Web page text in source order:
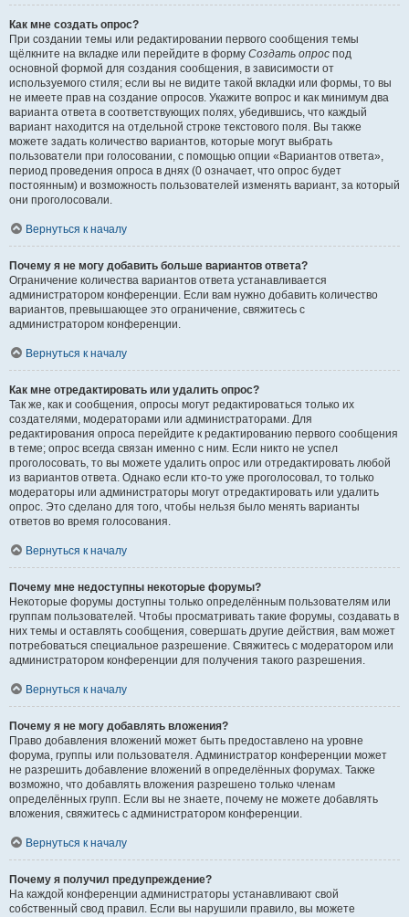
Как мне создать опрос?
При создании темы или редактировании первого сообщения темы
щёлкните на вкладке или перейдите в форму Создать опрос под
основной формой для создания сообщения, в зависимости от
используемого стиля; если вы не видите такой вкладки или формы, то вы
не имеете прав на создание опросов. Укажите вопрос и как минимум два
варианта ответа в соответствующих полях, убедившись, что каждый
вариант находится на отдельной строке текстового поля. Вы также
можете задать количество вариантов, которые могут выбрать
пользователи при голосовании, с помощью опции «Вариантов ответа»,
период проведения опроса в днях (0 означает, что опрос будет
постоянным) и возможность пользователей изменять вариант, за который
они проголосовали.
Вернуться к началу
Почему я не могу добавить больше вариантов ответа?
Ограничение количества вариантов ответа устанавливается
администратором конференции. Если вам нужно добавить количество
вариантов, превышающее это ограничение, свяжитесь с
администратором конференции.
Вернуться к началу
Как мне отредактировать или удалить опрос?
Так же, как и сообщения, опросы могут редактироваться только их
создателями, модераторами или администраторами. Для
редактирования опроса перейдите к редактированию первого сообщения
в теме; опрос всегда связан именно с ним. Если никто не успел
проголосовать, то вы можете удалить опрос или отредактировать любой
из вариантов ответа. Однако если кто-то уже проголосовал, то только
модераторы или администраторы могут отредактировать или удалить
опрос. Это сделано для того, чтобы нельзя было менять варианты
ответов во время голосования.
Вернуться к началу
Почему мне недоступны некоторые форумы?
Некоторые форумы доступны только определённым пользователям или
группам пользователей. Чтобы просматривать такие форумы, создавать в
них темы и оставлять сообщения, совершать другие действия, вам может
потребоваться специальное разрешение. Свяжитесь с модератором или
администратором конференции для получения такого разрешения.
Вернуться к началу
Почему я не могу добавлять вложения?
Право добавления вложений может быть предоставлено на уровне
форума, группы или пользователя. Администратор конференции может
не разрешить добавление вложений в определённых форумах. Также
возможно, что добавлять вложения разрешено только членам
определённых групп. Если вы не знаете, почему не можете добавлять
вложения, свяжитесь с администратором конференции.
Вернуться к началу
Почему я получил предупреждение?
На каждой конференции администраторы устанавливают свой
собственный свод правил. Если вы нарушили правило, вы можете